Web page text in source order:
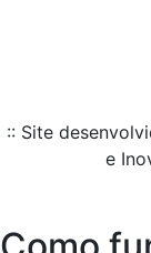
:: Site
e